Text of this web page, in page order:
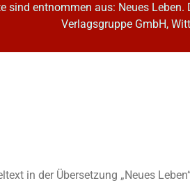
sind entnommen aus: Neues Leben.
Verlagsgruppe GmbH,
in der Übersetzung „Neues